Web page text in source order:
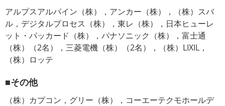
アルプスアルパイン（株），アンカー（株），（株）スバ
ル，デジタルプロセス（株），東レ（株），日本ヒューレ
ット・パッカード（株），パナソニック（株），富士通
（株）（2名），三菱電機（株）（2名），（株）LIXIL，
（株）ロッテ
■その他
（株）カプコン，グリー（株），コーエーテクモホールデ